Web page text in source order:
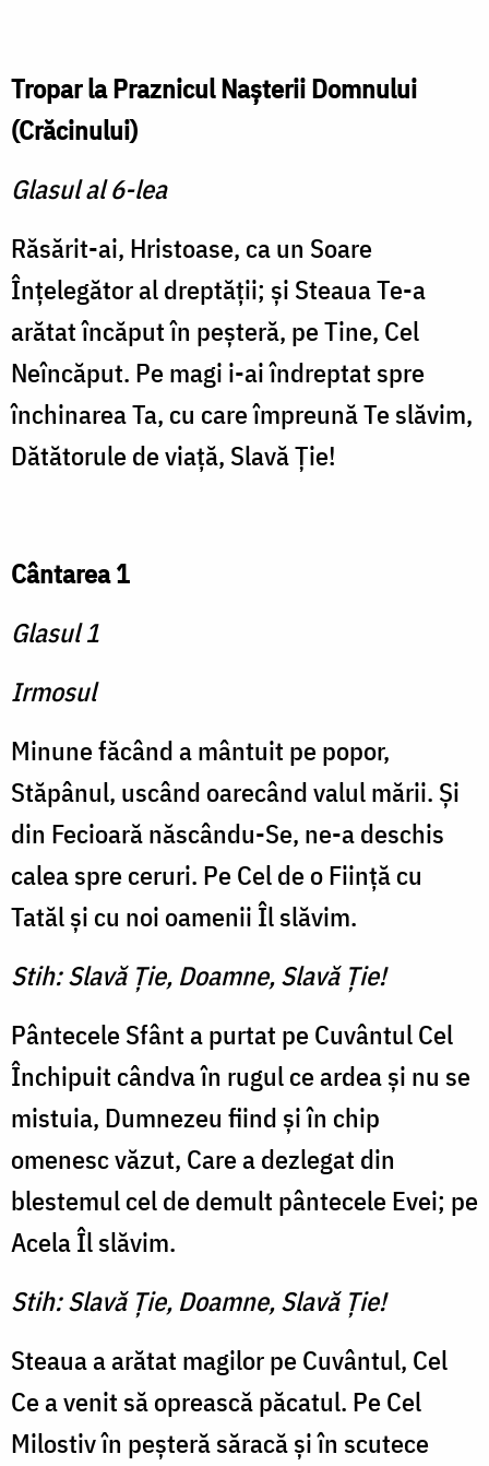
Tropar la Praznicul Naşterii Domnului
(Crăcinului)
Glasul al 6-lea
Răsărit-ai, Hristoase, ca un Soare
Înţelegător al dreptăţii; şi Steaua Te-a
arătat încăput în peşteră, pe Tine, Cel
Neîncăput. Pe magi i-ai îndreptat spre
închinarea Ta, cu care împreună Te slăvim,
Dătătorule de viaţă, Slavă Ţie!
Cântarea 1
Glasul 1
Irmosul
Minune făcând a mântuit pe popor,
Stăpânul, uscând oarecând valul mării. Şi
din Fecioară născându-Se, ne-a deschis
calea spre ceruri. Pe Cel de o Fiinţă cu
Tatăl şi cu noi oamenii Îl slăvim.
Stih: Slavă Ţie, Doamne, Slavă Ţie!
Pântecele Sfânt a purtat pe Cuvântul Cel
Închipuit cândva în rugul ce ardea şi nu se
mistuia, Dumnezeu fiind şi în chip
omenesc văzut, Care a dezlegat din
blestemul cel de demult pântecele Evei; pe
Acela Îl slăvim.
Stih: Slavă Ţie, Doamne, Slavă Ţie!
Steaua a arătat magilor pe Cuvântul, Cel
Ce a venit să oprească păcatul. Pe Cel
Milostiv în peşteră săracă şi în scutece